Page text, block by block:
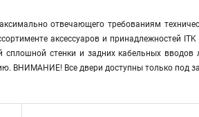
отвечающего требованиям
аксессуаров и принадлежностей
сплошной стенки и задних кабельных
ВНИМАНИЕ! Все двери доступны только под